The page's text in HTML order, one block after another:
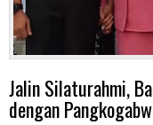
Jalin Silaturahmi,
dengan